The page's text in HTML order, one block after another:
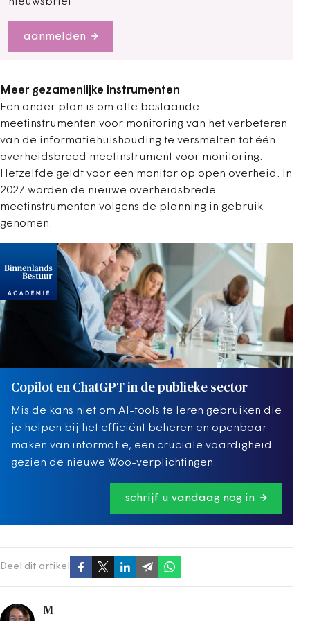
aanmelden
Meer gezamenlijke instrumenten
Een ander plan is om alle bestaande
meetinstrumenten voor monitoring van het verbeteren
van de informatiehuishouding te versmelten tot één
overheidsbreed meetinstrument voor monitoring.
Hetzelfde geldt voor een monitor op open overheid. In
2027 worden de nieuwe overheidsbrede
meetinstrumenten volgens de planning in gebruik
genomen.
Copilot en ChatGPT in de publieke sector
Mis de kans niet om AI-tools te leren gebruiken die
je helpen bij het efficiënt beheren en openbaar
maken van informatie, een cruciale vaardigheid
gezien de nieuwe Woo-verplichtingen.
schrijf u vandaag nog in
Deel dit artikel
M